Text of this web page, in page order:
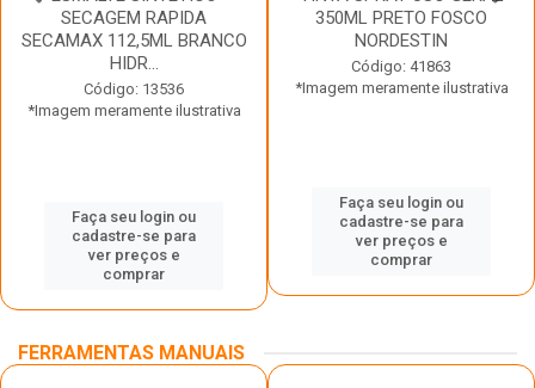
SECAGEM RAPIDA
SECAMAX 112,5ML BRANCO
HIDR...
Código: 13536
*Imagem meramente ilustrativa
Faça seu login ou
cadastre-se para
ver preços e
comprar
350ML PRETO FOSCO
NORDESTIN
Código: 41863
*Imagem meramente ilustrativa
Faça seu login ou
cadastre-se para
ver preços e
comprar
FERRAMENTAS MANUAIS